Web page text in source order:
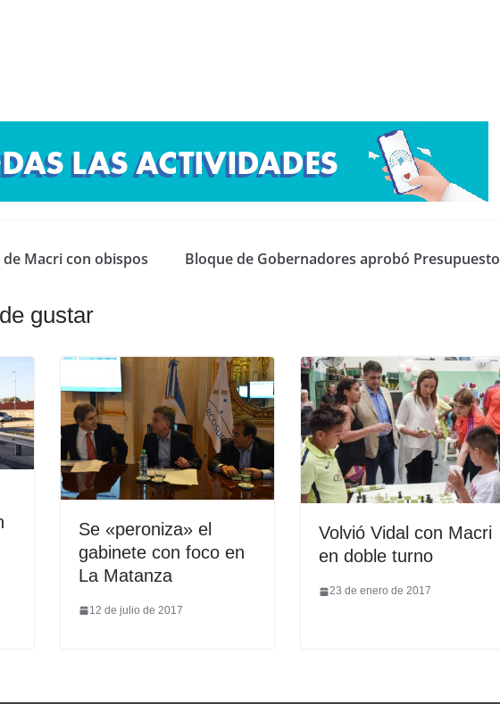
Macri con obispos Bloque de Gobernadores aprobó Presupuesto
gustar
Se «peroniza» el
gabinete con foco en
La Matanza
12 de julio de 2017
Volvió Vidal con Macri
en doble turno
23 de enero de 2017